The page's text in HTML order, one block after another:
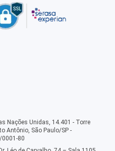
Nações Unidas, 14.401 - Torre
Antônio, São Paulo/SP -
0001-80